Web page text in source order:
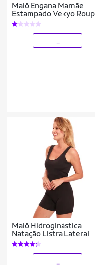
Maiô Engana Mamãe
Estampado Vekyo
Para Veraõ Moda Praia
Maiô Hidroginástica
Natação Listra Lateral